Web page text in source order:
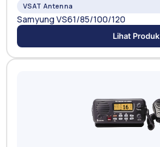
VSAT Antenna
Samyung VS61/85/100/120
Lihat Produk